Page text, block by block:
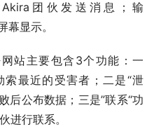
团伙发送消息；输
幕显示。
站主要包含3个功能：一
索最近的受害者；二是“泄
后公布数据；三是”联系“功
进行联系。